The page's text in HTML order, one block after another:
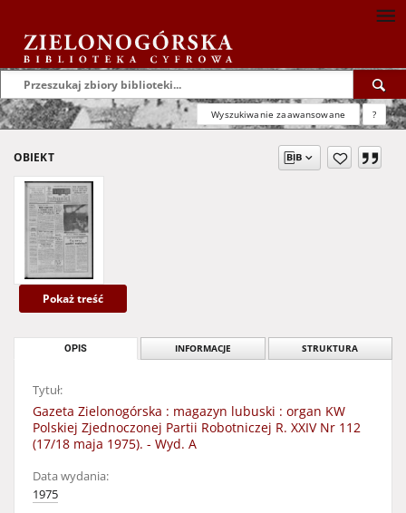
Wyszukiwanie zaawansowane ?
OBIEKT
Pokaż treść
OPIS INFORMACJE STRUKTURA
Tytuł:
Gazeta Zielonogórska : magazyn lubuski : organ KW
Polskiej Zjednoczonej Partii Robotniczej R. XXIV Nr 112
(17/18 maja 1975). - Wyd. A
Data wydania:
1975